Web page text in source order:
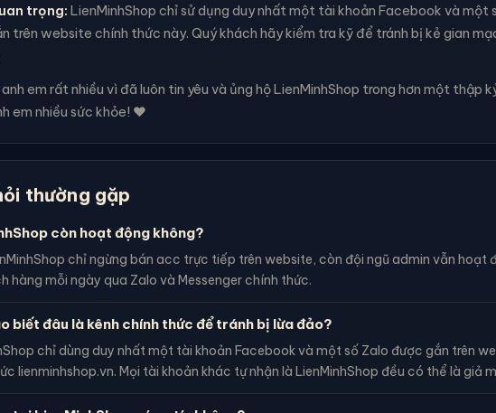
trọng: LienMinhShop chỉ sử dụng duy nhất một tài khoản Facebook và một
trên website chính thức này. Quý khách hãy kiểm tra kỹ để tránh bị kẻ gian
em rất nhiều vì đã luôn tin yêu và ủng hộ LienMinhShop trong hơn một thập
em nhiều sức khỏe! ❤️
thường gặp
còn hoạt động không?
chỉ ngừng bán acc trực tiếp trên website, còn đội ngũ admin vẫn hoạt
hàng mỗi ngày qua Zalo và Messenger chính thức.
biết đâu là kênh chính thức để tránh bị lừa đảo?
chỉ dùng duy nhất một tài khoản Facebook và một số Zalo được gắn trên
lienminhshop.vn. Mọi tài khoản khác tự nhận là LienMinhShop đều có thể là giả